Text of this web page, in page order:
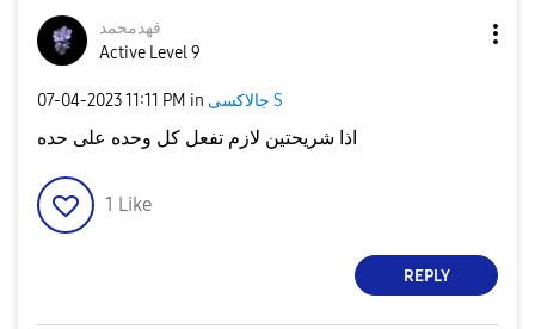
فهدمحمد
Active Level 9
‎07-04-202311:11 PM in جالاكسى S
اذا شريحتين لازم تفعل كل وحده على حده
1 Like
REPLY